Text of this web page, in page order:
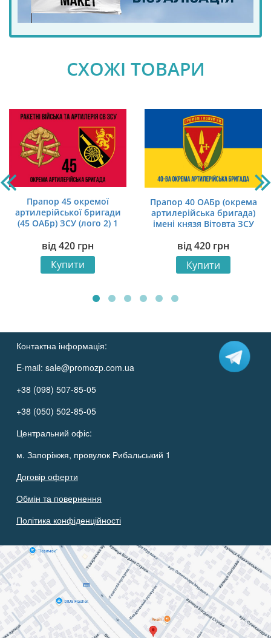
СХОЖІ ТОВАРИ
Прапор 45 окремої
артилерійської бригади
(45 ОАБр) ЗСУ (лого 2) 1
від420 грн
Купити
Прапор 40 ОАБр (окрема
артилерійська бригада)
імені князя Вітовта ЗСУ
від420 грн
Купити
Контактна інформація:
E-mail: sale@promozp.com.ua
+38 (098) 507-85-05
+38 (050) 502-85-05
Центральний офіс:
м. Запоріжжя, провулок Рибальський 1
Договір оферти
Обмін та повернення
Політика конфіденційності